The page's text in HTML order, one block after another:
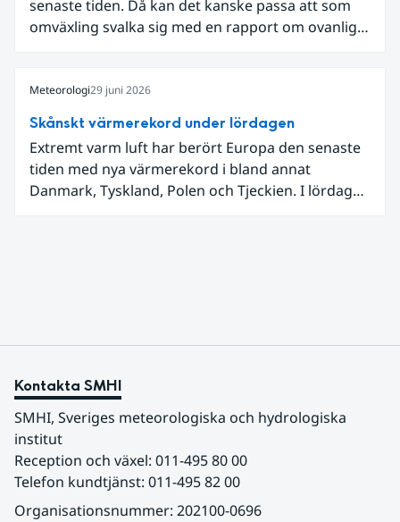
senaste tiden. Då kan det kanske passa att som
omväxling svalka sig med en rapport om ovanligt
Meteorologi29 juni 2026
Skånskt värmerekord under lördagen
Extremt varm luft har berört Europa den senaste
tiden med nya värmerekord i bland annat
Danmark, Tyskland, Polen och Tjeckien. I lördags
Kontakta SMHI
SMHI, Sveriges meteorologiska och hydrologiska
institut
Reception och växel: 011-495 80 00
Telefon kundtjänst: 011-495 82 00
Organisationsnummer: 202100-0696